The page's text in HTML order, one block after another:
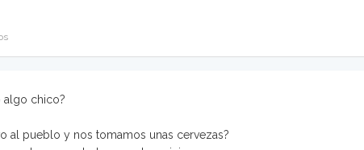
algo chico?
al pueblo y nos tomamos unas cervezas?